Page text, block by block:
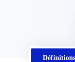
Définitions